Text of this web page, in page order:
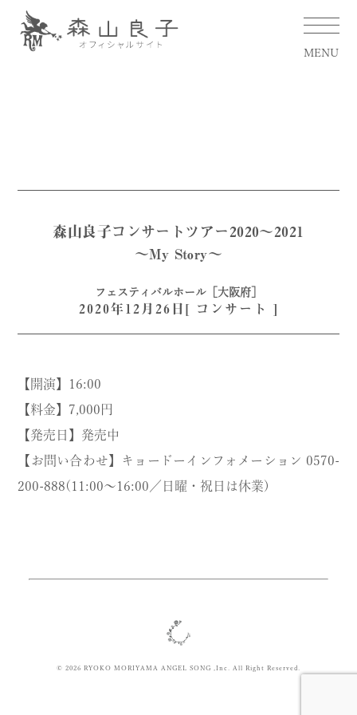
MENU
森山良子コンサートツアー2020～2021
～My Story～
フェスティバルホール［大阪府］
2020年12月26日[ コンサート ]
【開演】16:00
【料金】7,000円
【発売日】発売中
【お問い合わせ】キョードーインフォメーション 0570-
200-888(11:00〜16:00／日曜・祝日は休業)
© 2026 RYOKO MORIYAMA ANGEL SONG ,Inc. All Right Reserved.